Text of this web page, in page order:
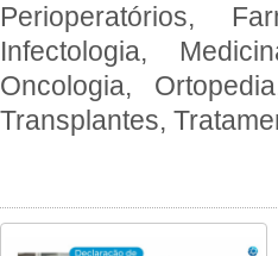
Perioperatórios,
Infectologia,
Oncologia,
Transplantes,